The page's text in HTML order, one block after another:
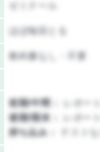
ほぼ毎回とる
教科書なし・不要
前期/中間：
レポー
後期/期末：
レポー
持ち込み：